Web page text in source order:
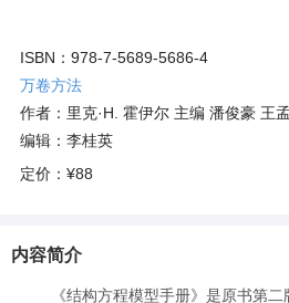
ISBN：978-7-5689-5686-4
万卷方法
作者：里克·H. 霍伊尔 主编 潘俊豪 王
编辑：李桂英
定价： ¥88
内容简介
《结构方程模型手册》是原书第